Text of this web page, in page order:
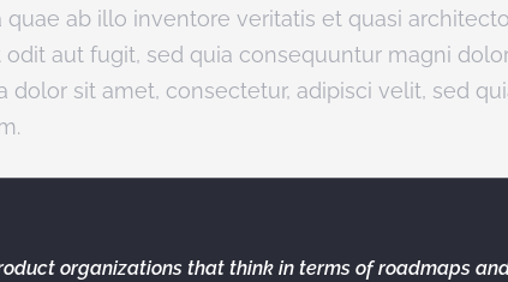
ab illo inventore veritatis et quasi
aut fugit, sed quia consequuntur magni
dolor sit amet, consectetur, adipisci velit, sed
organizations that think in terms of roadmaps